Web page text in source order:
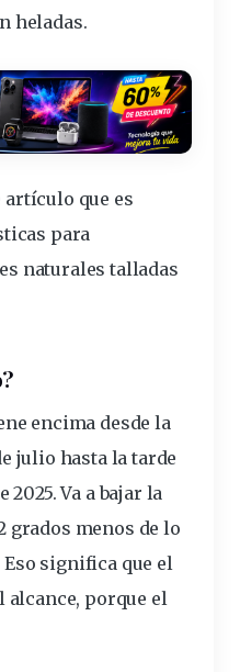
heladas.
artículo que es
para
naturales talladas
encima desde la
julio hasta la tarde
Va a bajar la
grados menos de lo
significa que el
alcance, porque el